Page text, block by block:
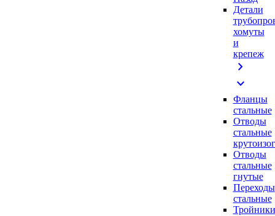
Детали
хомуты
и
крепеж
chevron_right
expand_more
Фланцы
стальные
Отводы
стальные
Отводы
стальные
гнутые
Переходы
стальные
Тройники